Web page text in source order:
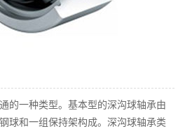
的一种类型。基本型的深沟球轴承由
球和一组保持架构成。深沟球轴承类